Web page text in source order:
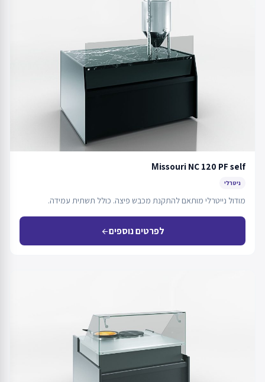
Мissouri NC 120 PF self
ניטרלי
מודול נייטרלי מותאם להתקנת מכבש פיצה. כולל תשתית עמידה.
לפרטים נוספיםarrow_back